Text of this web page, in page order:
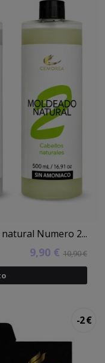
Numero 2...
9,90 € 10,90 €
-2 €